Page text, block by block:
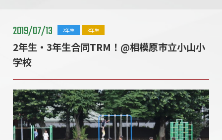
2019/07/13 2年生 3年生
2年生・3年生合同TRM！@相模原市立小山小
学校